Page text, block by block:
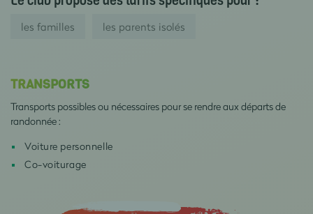
les familles les parents isolés
TRANSPORTS
Transports possibles ou nécessaires pour se rendre aux départs de
randonnée :
Voiture personnelle
Co-voiturage